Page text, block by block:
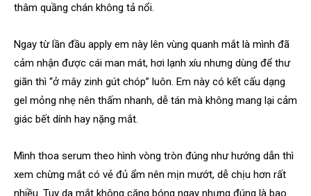
thâm quầng chán không tả nổi.
Ngay từ lần đầu apply em này lên vùng quanh mắt là mình đã
cảm nhận được cái man mát, hơi lạnh xíu nhưng dùng để thư
giãn thì “ở mây zinh gút chóp” luôn. Em này có kết cấu dạng
gel mỏng nhẹ nên thấm nhanh, dễ tán mà không mang lại cảm
giác bết dính hay nặng mắt.
Mình thoa serum theo hình vòng tròn đúng như hướng dẫn thì
xem chừng mắt có vẻ đủ ẩm nên mịn mướt, dễ chịu hơn rất
nhiều. Tuy da mắt không căng bóng ngay nhưng đúng là bao